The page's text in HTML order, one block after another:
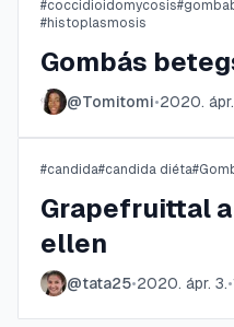
#coccidioidomycosis#
#histoplasmosis
Gombás
@Tomitomi•2020.
#candida#candida diéta#
Grapefruittal
ellen
@tata25•2020. ápr. 3.•